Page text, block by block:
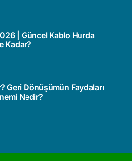
| Güncel Kablo Hurda
Kadar?
Geri Dönüşümün Faydaları
Nedir?